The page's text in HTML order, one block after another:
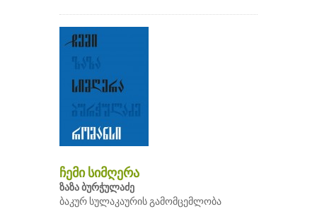
ჩემი სიმღერა
ზაზა ბურჭულაძე
ბაკურ სულაკაურის გამომცემლობა